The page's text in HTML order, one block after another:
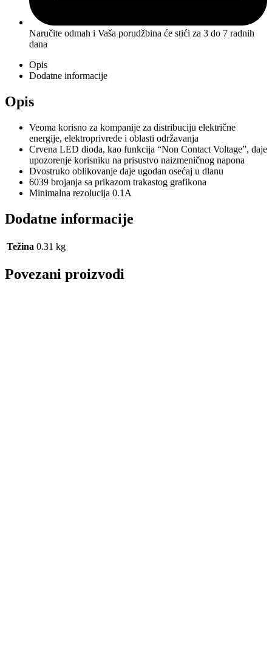
Naručite odmah i Vaša porudžbina će stići za 3 do 7 radnih
dana
Opis
Dodatne informacije
Opis
Veoma korisno za kompanije za distribuciju električne
energije, elektroprivrede i oblasti održavanja
Crvena LED dioda, kao funkcija “Non Contact Voltage”, daje
upozorenje korisniku na prisustvo naizmeničnog napona
Dvostruko oblikovanje daje ugodan osećaj u dlanu
6039 brojanja sa prikazom trakastog grafikona
Minimalna rezolucija 0.1A
Dodatne informacije
Težina 0.31 kg
Povezani proizvodi